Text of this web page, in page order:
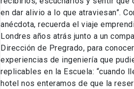
en dar alivio a lo que atraviesan”.
anécdota, recuerda el viaje
Londres años atrás junto a un
Dirección de Pregrado, para conocer
experiencias de ingeniería que
replicables en la Escuela: “cuando
hotel nos enteramos de que la